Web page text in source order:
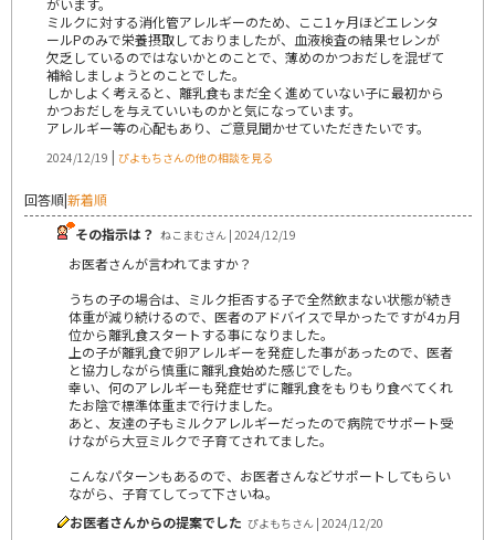
ミルクに対する消化管アレルギーのため、ここ1ヶ月ほどエレンタ
ールPのみで栄養摂取しておりましたが、血液検査の結果セレンが
欠乏しているのではないかとのことで、薄めのかつおだしを混ぜて
補給しましょうとのことでした。
しかしよく考えると、離乳食もまだ全く進めていない子に最初から
かつおだしを与えていいものかと気になっています。
アレルギー等の心配もあり、ご意見聞かせていただきたいです。
2024/12/19 | ぴよもちさんの他の相談を見る
回答順|新着順
その指示は？ ねこまむさん | 2024/12/19
お医者さんが言われてますか？
うちの子の場合は、ミルク拒否する子で全然飲まない状態が続き
体重が減り続けるので、医者のアドバイスで早かったですが4ヵ月
位から離乳食スタートする事になりました。
上の子が離乳食で卵アレルギーを発症した事があったので、医者
と協力しながら慎重に離乳食始めた感じでした。
幸い、何のアレルギーも発症せずに離乳食をもりもり食べてくれ
たお陰で標準体重まで行けました。
あと、友達の子もミルクアレルギーだったので病院でサポート受
けながら大豆ミルクで子育てされてました。
こんなパターンもあるので、お医者さんなどサポートしてもらい
ながら、子育てしてって下さいね。
お医者さんからの提案でした ぴよもちさん | 2024/12/20